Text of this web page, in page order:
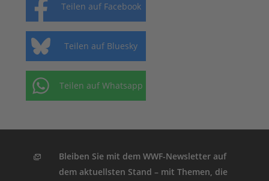
Teilen auf Facebook
Teilen auf Bluesky
Teilen auf Whatsapp
Bleiben Sie mit dem WWF-Newsletter auf
dem aktuellsten Stand – mit Themen, die